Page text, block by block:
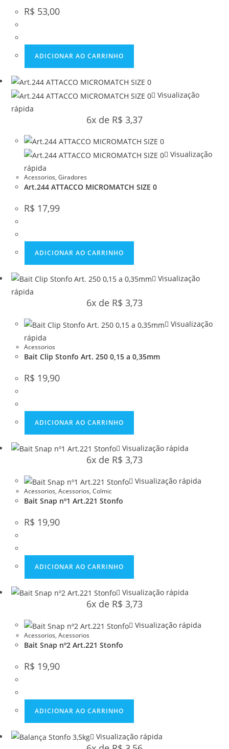
R$ 53,00
ADICIONAR AO CARRINHO
Visualização
rápida
6x de R$ 3,37
Visualização
rápida
Acessorios,Giradores
Art.244 ATTACCO MICROMATCH SIZE 0
R$ 17,99
ADICIONAR AO CARRINHO
Visualização
rápida
6x de R$ 3,73
Visualização
rápida
Acessorios
Bait Clip Stonfo Art. 250 0,15 a 0,35mm
R$ 19,90
ADICIONAR AO CARRINHO
Visualização rápida
6x de R$ 3,73
Visualização rápida
Acessorios,Acessorios,Colmic
Bait Snap nº1 Art.221 Stonfo
R$ 19,90
ADICIONAR AO CARRINHO
Visualização rápida
6x de R$ 3,73
Visualização rápida
Acessorios,Acessorios
Bait Snap nº2 Art.221 Stonfo
R$ 19,90
ADICIONAR AO CARRINHO
Visualização rápida